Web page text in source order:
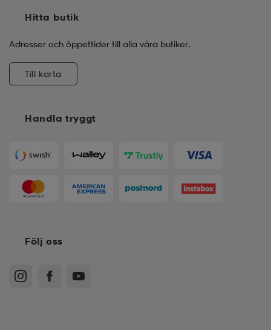
Handla tryggt
Hitta butik
Adresser och öppettider till alla våra butiker.
Till karta
Följ oss